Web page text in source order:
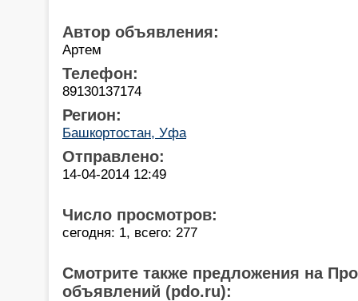
Автор объявления:
Артем
Телефон:
89130137174
Регион:
Башкортостан, Уфа
Отправлено:
14-04-2014 12:49
Число просмотров:
сегодня: 1, всего: 277
Смотрите также предложения на
объявлений (pdo.ru):